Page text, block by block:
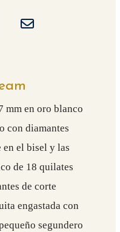
mm en oro blanco
con diamantes
el bisel y las
de 18 quilates
de corte
engastada con
segundero